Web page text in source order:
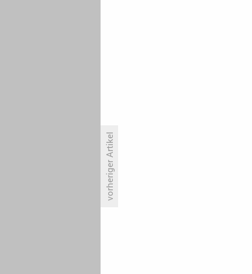
vorheriger Artikel